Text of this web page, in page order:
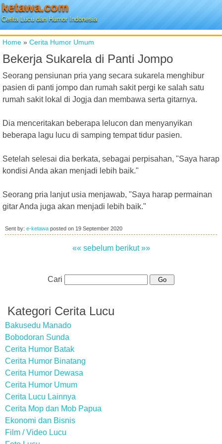
ketawa.com
Cerita Lucu dan Humor Indonesia
Home » Cerita Humor Umum
Bekerja Sukarela di Panti Jompo
Seorang pensiunan pria yang secara sukarela menghibur
pasien di panti jompo dan rumah sakit pergi ke salah satu
rumah sakit lokal di Jogja dan membawa serta gitarnya.
Dia menceritakan beberapa lelucon dan menyanyikan
beberapa lagu lucu di samping tempat tidur pasien.
Setelah selesai dia berkata, sebagai perpisahan, "Saya harap
kondisi Anda akan menjadi lebih baik."
Seorang pria lanjut usia menjawab, "Saya harap permainan
gitar Anda juga akan menjadi lebih baik."
Sent by: e-ketawa posted on 19 September 2020
«« sebelum berikut »»
Cari
Kategori Cerita Lucu
Bakusedu Manado
Bobodoran Sunda
Cerita Humor Batak
Cerita Humor Binatang
Cerita Humor Dewasa
Cerita Humor Umum
Cerita Lucu Lainnya
Cerita Mop dan Mob Papua
Ekonomi dan Bisnis
Film / Video Lucu